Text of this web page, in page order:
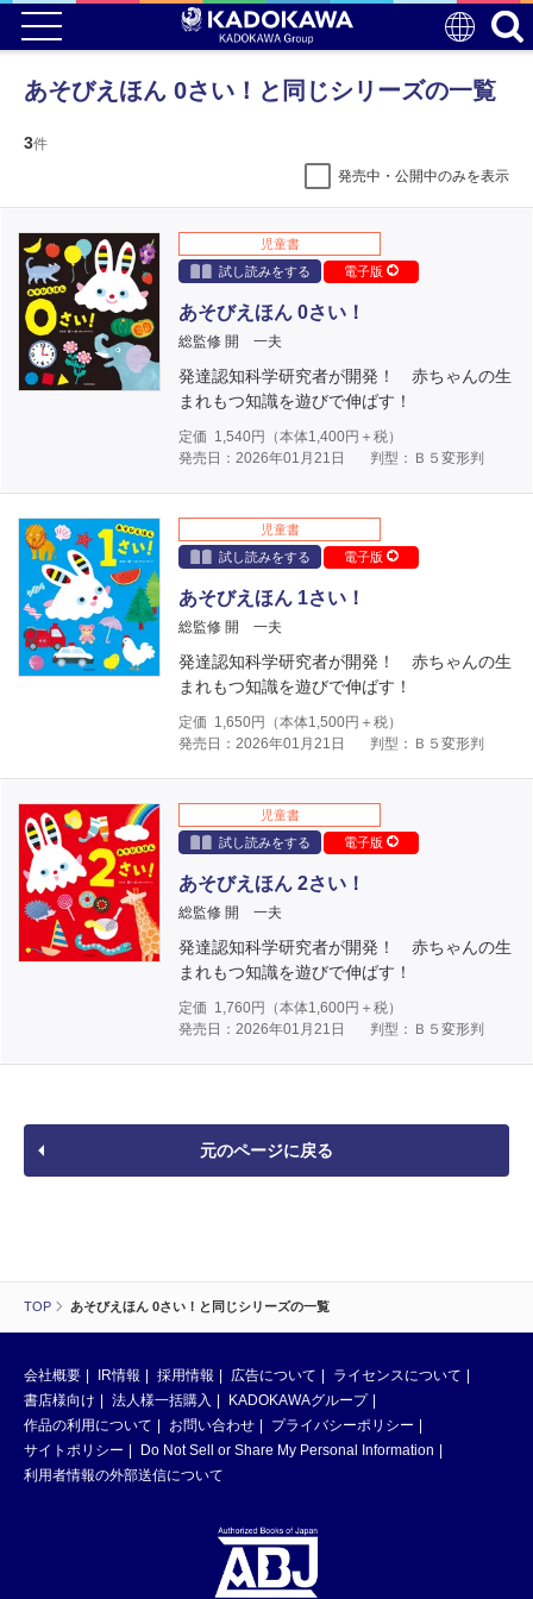
TOP あそびえほん 0さい！と同じシリーズの一覧
あそびえほん 0さい！と同じシリーズの一覧
3件
発売中・公開中のみを表示
児童書
試し読みをする
電子版
あそびえほん 0さい！
総監修 開 一夫
発達認知科学研究者が開発！ 赤ちゃんの生
まれもつ知識を遊びで伸ばす！
定価 1,540円（本体1,400円＋税）
発売日：2026年01月21日
判型：Ｂ５変形判
児童書
試し読みをする
電子版
あそびえほん 1さい！
総監修 開 一夫
発達認知科学研究者が開発！ 赤ちゃんの生
まれもつ知識を遊びで伸ばす！
定価 1,650円（本体1,500円＋税）
発売日：2026年01月21日
判型：Ｂ５変形判
児童書
試し読みをする
電子版
あそびえほん 2さい！
総監修 開 一夫
発達認知科学研究者が開発！ 赤ちゃんの生
まれもつ知識を遊びで伸ばす！
定価 1,760円（本体1,600円＋税）
発売日：2026年01月21日
判型：Ｂ５変形判
元のページに戻る
会社概要 IR情報 採用情報 広告について
ライセンスについて
書店様向け
法人様一括購入
KADOKAWAグループ
作品の利用について
お問い合わせ
プライバシーポリシー
サイトポリシー
Do Not Sell or Share My Personal Information
利用者情報の外部送信について